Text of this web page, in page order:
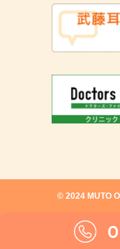
©︎ 2024 MUTO